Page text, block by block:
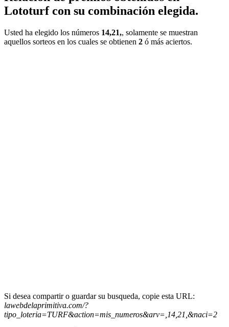
Lototurf con su combinación elegida.
Usted ha elegido los números 14,21,, solamente se muestran
aquellos sorteos en los cuales se obtienen 2 ó más aciertos.
Si desea compartir o guardar su busqueda, copie esta URL:
lawebdelaprimitiva.com/?
tipo_loteria=TURF&action=mis_numeros&arv=,14,21,&naci=2